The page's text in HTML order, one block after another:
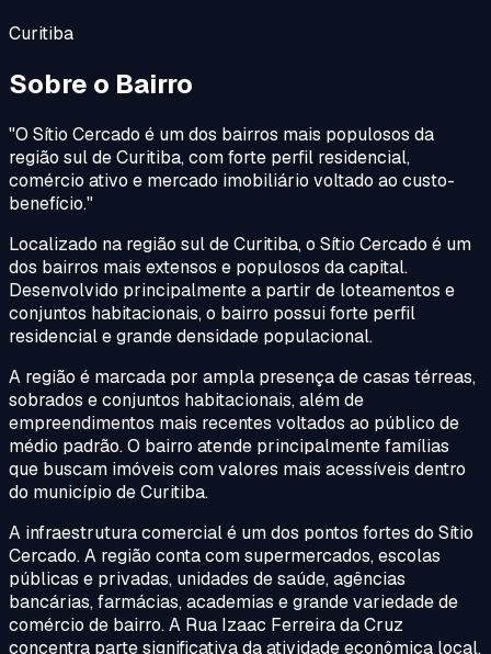
Curitiba
Sobre o Bairro
"O Sítio Cercado é um dos bairros mais populosos da
região sul de Curitiba, com forte perfil residencial,
comércio ativo e mercado imobiliário voltado ao custo-
benefício."
Localizado na região sul de Curitiba, o Sítio Cercado é um
dos bairros mais extensos e populosos da capital.
Desenvolvido principalmente a partir de loteamentos e
conjuntos habitacionais, o bairro possui forte perfil
residencial e grande densidade populacional.
A região é marcada por ampla presença de casas térreas,
sobrados e conjuntos habitacionais, além de
empreendimentos mais recentes voltados ao público de
médio padrão. O bairro atende principalmente famílias
que buscam imóveis com valores mais acessíveis dentro
do município de Curitiba.
A infraestrutura comercial é um dos pontos fortes do Sítio
Cercado. A região conta com supermercados, escolas
públicas e privadas, unidades de saúde, agências
bancárias, farmácias, academias e grande variedade de
comércio de bairro. A Rua Izaac Ferreira da Cruz
concentra parte significativa da atividade econômica local.